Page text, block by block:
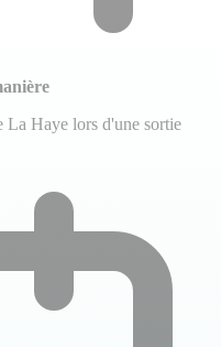
La Haye lors d'une sortie